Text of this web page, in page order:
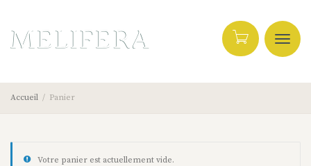
Accueil Panier
Votre panier est actuellement vide.